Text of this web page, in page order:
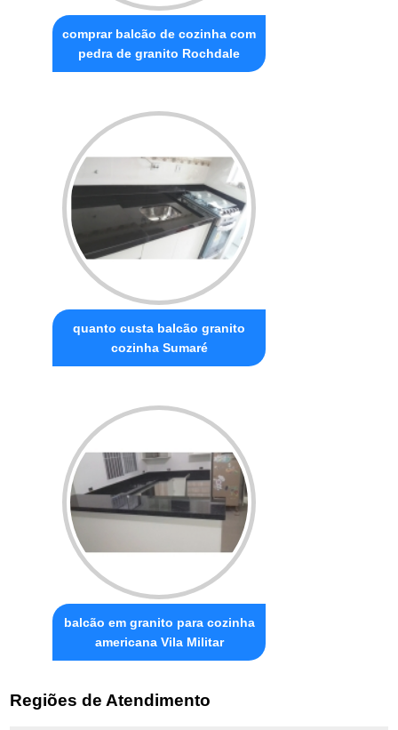
comprar balcão de cozinha com
pedra de granito Rochdale
quanto custa balcão granito
cozinha Sumaré
balcão em granito para cozinha
americana Vila Militar
Regiões de Atendimento